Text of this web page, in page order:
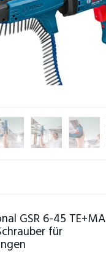
GSR 6-45 TE+MA
für